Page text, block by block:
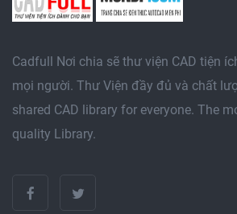
Cadfull Nơi chia sẽ thư viện CAD tiện
mọi người. Thư Viện đầy đủ và chất
shared CAD library for everyone. The
quality Library.